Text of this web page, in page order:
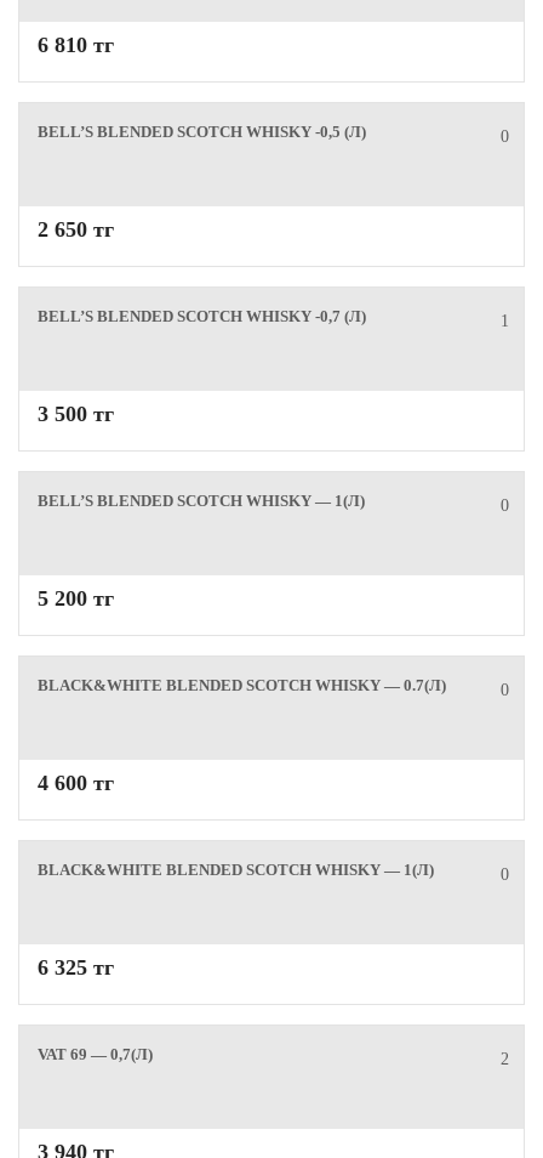
6 810 тг
0
BELL’S BLENDED SCOTCH WHISKY -0,5 (Л)
2 650 тг
1
BELL’S BLENDED SCOTCH WHISKY -0,7 (Л)
3 500 тг
0
BELL’S BLENDED SCOTCH WHISKY — 1(Л)
5 200 тг
0
BLACK&WHITE BLENDED SCOTCH WHISKY — 0.7(Л)
4 600 тг
0
BLACK&WHITE BLENDED SCOTCH WHISKY — 1(Л)
6 325 тг
2
VAT 69 — 0,7(Л)
3 940 тг